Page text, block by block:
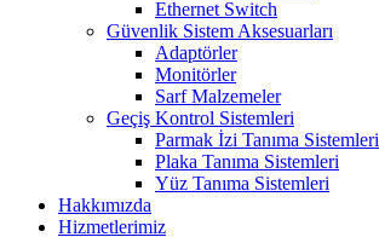
Ethernet Switch
Güvenlik Sistem Aksesuarları
Adaptörler
Monitörler
Sarf Malzemeler
Geçiş Kontrol Sistemleri
Parmak İzi Tanıma Sistemleri
Plaka Tanıma Sistemleri
Yüz Tanıma Sistemleri
Hakkımızda
Hizmetlerimiz